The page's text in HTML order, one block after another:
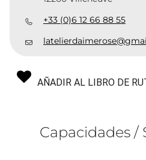
+33 (0)6 12 66 88 55
AÑADIR AL LIBRO DE
Capacidades /